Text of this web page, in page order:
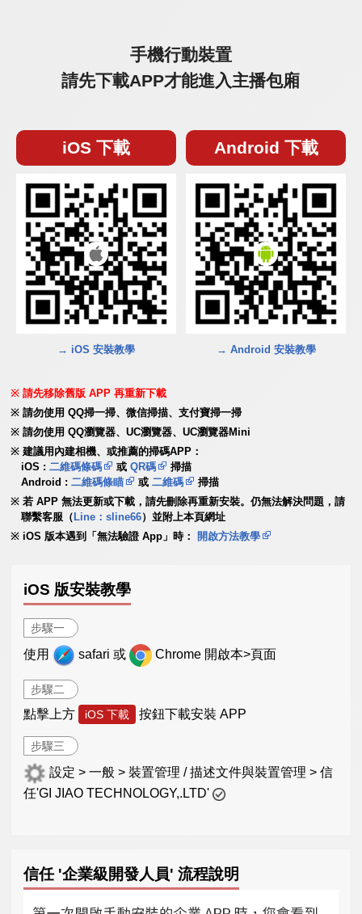
手機行動裝置
請先下載APP才能進入主播包廂
iOS 下載
→ iOS 安裝教學
Android 下載
→ Android 安裝教學
請先移除舊版 APP 再重新下載
請勿使用 QQ掃一掃、微信掃描、支付寶掃一掃
請勿使用 QQ瀏覽器、UC瀏覽器、UC瀏覽器Mini
建議用內建相機、或推薦的掃碼APP：
iOS :二維碼條碼 或QR碼
掃描
Android :二維碼條瞄 或二維碼
掃描
若 APP 無法更新或下載，請先刪除再重新安裝。仍無法解決問題，請
聯繫客服（ Line：sline66）並附上本頁網址
iOS 版本遇到「無法驗證 App」時：
開啟方法教學
iOS 版安裝教學
步驟一
使用 safari 或 Chrome 開啟本>頁面
步驟二
點擊上方 iOS 下載 按鈕下載安裝 APP
步驟三
設定 > 一般 > 裝置管理 / 描述文件與裝置管理 > 信
任'GI JIAO TECHNOLOGY,.LTD'
信任 '企業級開發人員' 流程說明